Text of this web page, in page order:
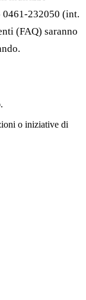
0461-232050 (int.
(FAQ) saranno
o iniziative di